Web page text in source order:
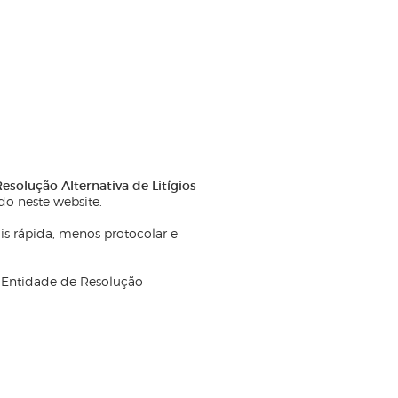
Alternativa de Litígios
neste website.
rápida, menos protocolar e
de Resolução